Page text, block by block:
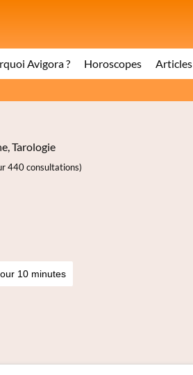
Avigora ? Horoscopes Articles
Tarologie
440 consultations)